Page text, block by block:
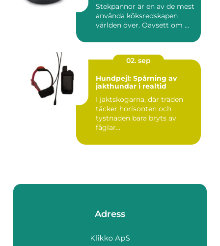
Stekpannor är en av de mest
använda köksredskapen
världen över. Oavsett om ...
02. sep
Hundpejl: Spårning av
jakthundar i realtid
I jaktskogarna, där träden
täcker horisonten och
tystnaden bara bryts av
fåglar...
Adress